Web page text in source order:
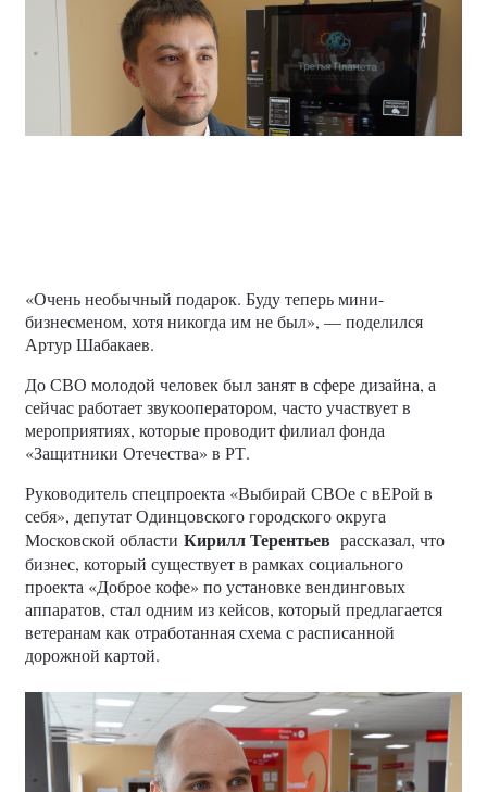
«Очень необычный подарок. Буду теперь мини-
бизнесменом, хотя никогда им не был», — поделился
Артур Шабакаев.
До СВО молодой человек был занят в сфере дизайна, а
сейчас работает звукооператором, часто участвует в
мероприятиях, которые проводит филиал фонда
«Защитники Отечества» в РТ.
Руководитель спецпроекта «Выбирай СВОе с вЕРой в
себя», депутат Одинцовского городского округа
Московской области Кирилл Терентьев рассказал, что
бизнес, который существует в рамках социального
проекта «Доброе кофе» по установке вендинговых
аппаратов, стал одним из кейсов, который предлагается
ветеранам как отработанная схема с расписанной
дорожной картой.